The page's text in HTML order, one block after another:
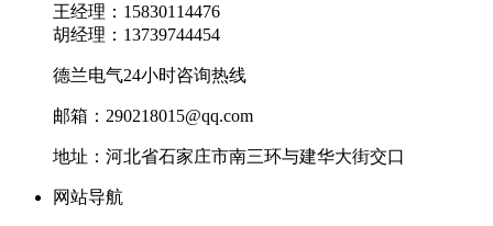
王经理：15830114476
胡经理：13739744454
德兰电气24小时咨询热线
邮箱：290218015@qq.com
地址：河北省石家庄市南三环与建华大街交口
网站导航